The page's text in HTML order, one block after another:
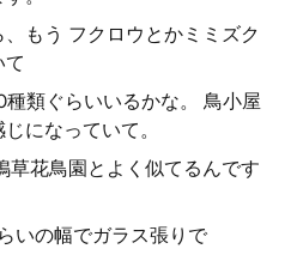
もう フクロウとかミミズク
て
類ぐらいいるかな。 鳥小屋
になっていて。
草花鳥園とよく似てるんです
いの幅でガラス張りで